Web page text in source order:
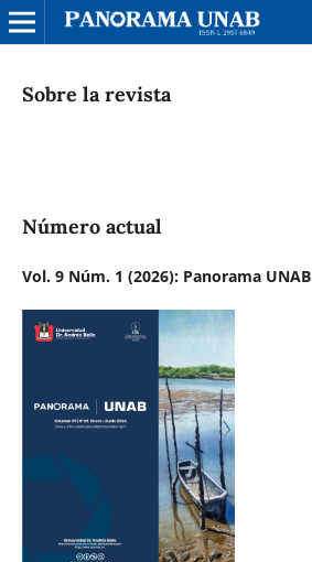
Sobre la revista
Número actual
Vol. 9 Núm. 1 (2026): Panorama UNAB